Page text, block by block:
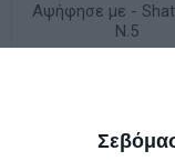
Αψήφησε με -
Ν.5